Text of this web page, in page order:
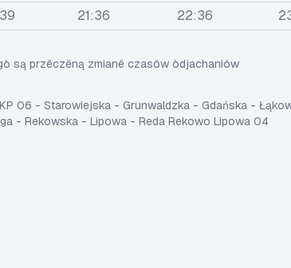
21:36 22:36
są przëczëną zmianë czasów òdjachaniów
06 - Starowiejska - Grunwaldzka - Gdańska -
- Rekowska - Lipowa - Reda Rekowo Lipowa 04